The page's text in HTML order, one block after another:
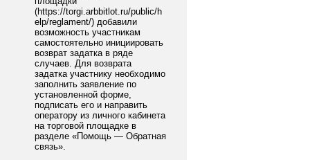
(https://torgi.arbbitlot.ru/public/h
elp/reglament/) добавили
возможность участникам
самостоятельно инициировать
возврат задатка в ряде
случаев. Для возврата
задатка участнику необходимо
заполнить заявление по
установленной форме,
подписать его и направить
оператору из личного кабинета
на торговой площадке в
разделе «Помощь — Обратная
связь».